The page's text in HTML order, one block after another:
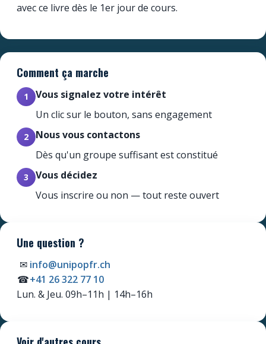
avec ce livre dès le 1er jour de cours.
Comment ça marche
1
Vous signalez votre intérêt
Un clic sur le bouton, sans engagement
2
Nous vous contactons
Dès qu'un groupe suffisant est constitué
3
Vous décidez
Vous inscrire ou non — tout reste ouvert
Une question ?
✉ info@unipopfr.ch
☎+41 26 322 77 10
Lun. & Jeu. 09h–11h | 14h–16h
Newsletter
fidèles abonnés.